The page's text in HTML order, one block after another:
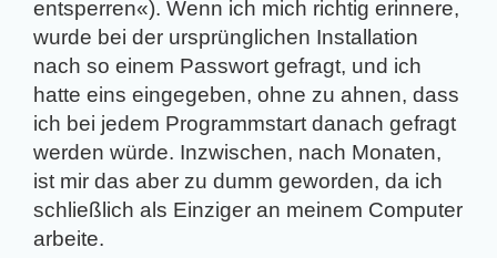
entsperren«). Wenn ich mich richtig erinnere,
wurde bei der ursprünglichen Installation
nach so einem Passwort gefragt, und ich
hatte eins eingegeben, ohne zu ahnen, dass
ich bei jedem Programmstart danach gefragt
werden würde. Inzwischen, nach Monaten,
ist mir das aber zu dumm geworden, da ich
schließlich als Einziger an meinem Computer
arbeite.